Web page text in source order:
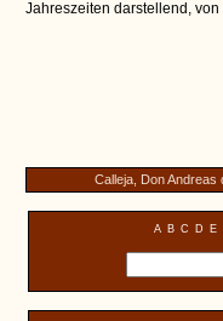
Jahreszeiten darstellend,
Calleja, Don Andreas
A B C D E